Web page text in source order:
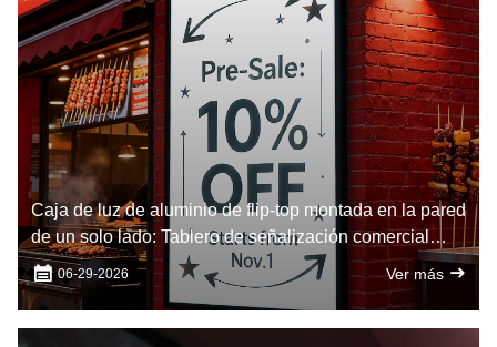
Caja de luz de aluminio de flip-top montada en la pared
de un solo lado: Tablero de señalización comercial
iluminado con LED en interiores
06-29-2026 Ver más